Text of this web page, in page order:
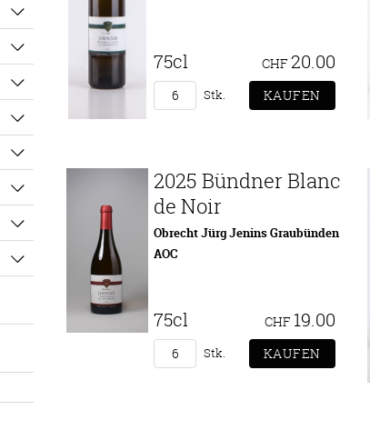
75cl CHF 20.00
Stk.
2025 Bündner Blanc
de Noir
Obrecht Jürg Jenins Graubünden
AOC
75cl CHF 19.00
Stk.